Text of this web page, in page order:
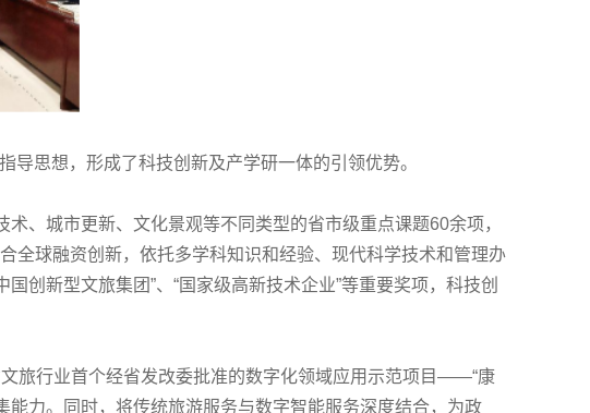
导思想，形成了科技创新及产学研一体的引领优势。
、城市更新、文化景观等不同类型的省市级重点课题60余项，
全球融资创新，依托多学科知识和经验、现代科学技术和管理办
创新型文旅集团”、“国家级高新技术企业”等重要奖项，科技创
旅行业首个经省发改委批准的数字化领域应用示范项目——“康
力。同时，将传统旅游服务与数字智能服务深度结合，为政